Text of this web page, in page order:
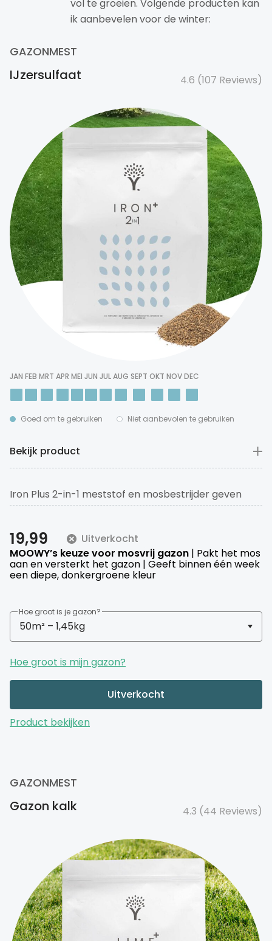
vol te groeien. Volgende producten kan
ik aanbevelen voor de winter:
GAZONMEST
IJzersulfaat 4.6 (107 Reviews)
JAN FEB MRT APR MEI JUN JULAUG SEPT OKT NOVDEC
Goed om te gebruiken Niet aanbevolen te gebruiken
Bekijk product
Iron Plus 2-in-1 meststof en mosbestrijder geven
binnen een week na toediening een diepe,
groei. Het hoge kaliumgehalte verbetert de
weerstand tegen ziekten, mos en onkruid.
19,99
Uitverkocht
MOOWY’s keuze voor mosvrij gazon | Pakt het mos
aan en versterkt het gazon | Geeft binnen één week
een diepe, donkergroene kleur
Hoe groot is je gazon?
Hoe groot is mijn gazon?
Uitverkocht
Product bekijken
GAZONMEST
Gazon kalk 4.3 (44 Reviews)